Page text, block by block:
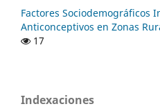
Factores Sociodemográficos
Anticonceptivos en Zonas
17
Indexaciones